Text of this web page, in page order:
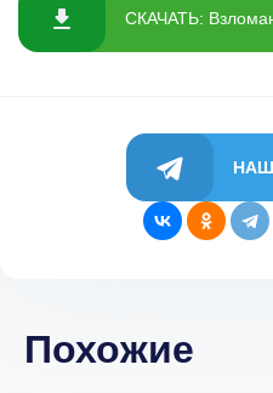
СКАЧАТЬ:
НАШ
Похожие